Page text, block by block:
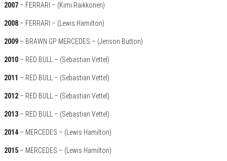
2007 – FERRARI – (Kimi Raikkonen)
2008 – FERRARI – (Lewis Hamilton)
2009 – BRAWN GP MERCEDES – (Jenson Button)
2010 – RED BULL – (Sebastian Vettel)
2011 – RED BULL – (Sebastian Vettel)
2012 – RED BULL – (Sebastian Vettel)
2013 – RED BULL – (Sebastian Vettel)
2014 – MERCEDES – (Lewis Hamilton)
2015 – MERCEDES – (Lewis Hamilton)